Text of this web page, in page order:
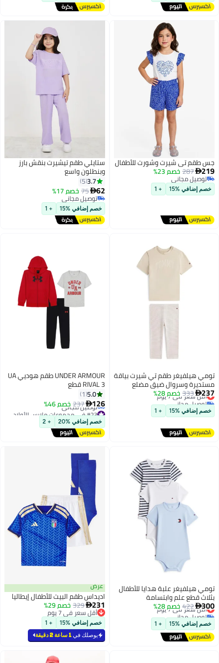
جس طقم تي شيرت وشورت للأطفال
219
287 خصم 23%
توصيل مجاني
توصيل مجاني
خصم إضافي %15 + 1
ستايلي طقم تيشيرت بنقش بارز
وبنطلون واسع
3.7
5
62
75 خصم 17%
توصيل مجاني
توصيل مجاني
خصم إضافي %15 + 1
تومي هيلفيغر طقم تي شيرت بياقة
مستديرة وسروال ضيق مضلع
للأطفال
237
333 خصم 28%
أقل سعر في 7 يوم
توصيل مجاني
أقل سعر في 7 يوم
خصم إضافي %15 + 1
UNDER ARMOUR طقم هوديي UA
RIVAL 3 قطع
5.0
1
126
237 خصم 46%
#23 في مجموعات ملابس الأولاد
أقل سعر في السنة
توصيل مجاني
#23 في مجموعات ملابس الأولاد
خصم إضافي %20 + 2
تومي هيلفيغر علبة هدايا للأطفال
بثلاث قطع علم وابتسامة
300
422 خصم 28%
أقل سعر في 7 يوم
توصيل مجاني
أقل سعر في 7 يوم
خصم إضافي %15 + 1
عرض
اديداس طقم البيت للأطفال إيطاليا
231
329 خصم 29%
أقل سعر في 7 يوم
أقل سعر في 7 يوم
خصم إضافي %15 + 1
يوصلك في 1 ساعة 2 دقيقة